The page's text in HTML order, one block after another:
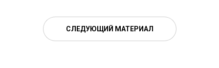
СЛЕДУЮЩИЙ МАТЕРИАЛ